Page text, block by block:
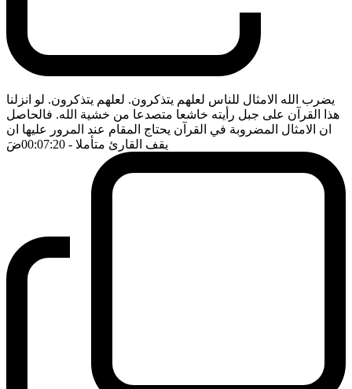
يضرب الله الامثال للناس لعلهم يتذكرون. لعلهم يتذكرون. لو انزلنا
هذا القرآن على جبل رأيته خاشعا متصدعا من خشية الله. فالحاصل
ان الامثال المضروبة في القرآن يحتاج المقام عند المرور عليها ان
يقف القارئ متأملا - 00:07:20 ضَ